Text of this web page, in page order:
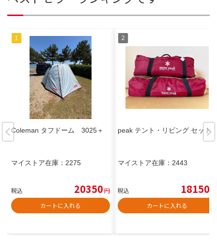
Coleman タフドーム 3025＋
マイストア在庫： 2275
税込 20350円
カートに入れる
peak テント・リビング セット
マイストア在庫： 2443
税込 18150
カートに入れる